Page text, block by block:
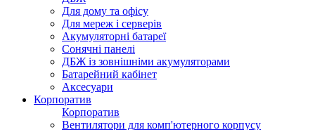
Для дому та офісу
Для мереж і серверів
Акумуляторні батареї
Сонячні панелі
ДБЖ із зовнішніми акумуляторами
Батарейний кабінет
Аксесуари
Корпоратив
Корпоратив
Вентилятори для комп'ютерного корпусу